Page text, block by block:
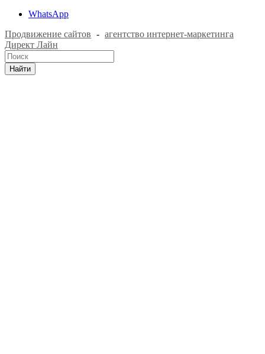
WhatsApp
Продвижение сайтов - агентство интернет-маркетинга
Директ Лайн
Найти